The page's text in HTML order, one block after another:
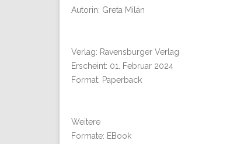
Autorin: Greta Milán
Verlag: Ravensburger Verlag
Erscheint: 01. Februar 2024
Format: Paperback
Weitere
Formate: EBook